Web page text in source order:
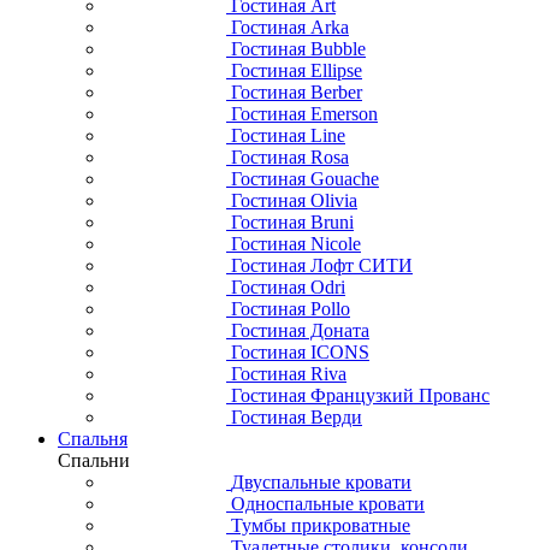
Гостиная Art
Гостиная Arka
Гостиная Bubble
Гостиная Ellipse
Гостиная Berber
Гостиная Emerson
Гостиная Line
Гостиная Rosa
Гостиная Gouache
Гостиная Olivia
Гостиная Bruni
Гостиная Nicole
Гостиная Лофт СИТИ
Гостиная Odri
Гостиная Pollo
Гостиная Доната
Гостиная ICONS
Гостиная Riva
Гостиная Французкий Прованс
Гостиная Верди
Спальня
Спальни
Двуспальные кровати
Односпальные кровати
Тумбы прикроватные